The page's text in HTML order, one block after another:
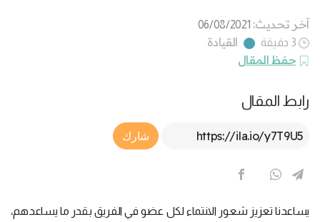
آخر تحديث: 06/08/2021
3 دقيقة
القيادة
حفظ المقال
رابط المقال
Article Link
شارك
يساعدنا تعزيز شعور الانتماء لكل عضو في الفريق بقدر ما يساعدهم،